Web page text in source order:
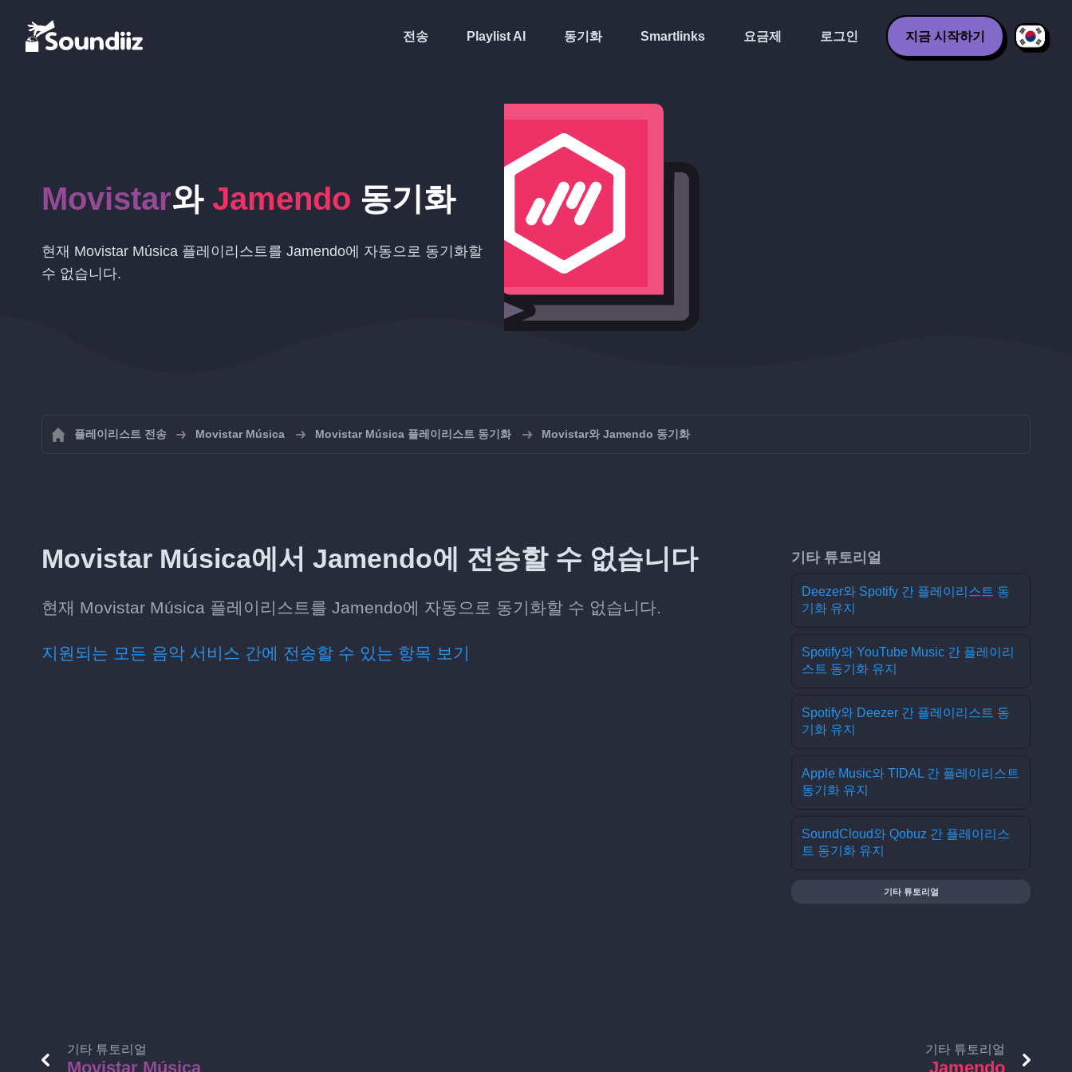
전송 Playlist AI 동기화 Smartlinks 요금제 로그인 지금 시작하기
Movistar와 Jamendo 동기화
현재 Movistar Música 플레이리스트를 Jamendo에 자동으로 동기화할
수 없습니다.
플레이리스트 전송 Movistar Música Movistar Música 플레이리스트 동기화 Movistar와 Jamendo 동기화
Movistar Música에서 Jamendo에 전송할 수 없습니다
현재 Movistar Música 플레이리스트를 Jamendo에 자동으로 동기화할 수 없습니다.
지원되는 모든 음악 서비스 간에 전송할 수 있는 항목 보기
기타 튜토리얼
Deezer와 Spotify 간 플레이리스트 동
기화 유지
Spotify와 YouTube Music 간 플레이리
스트 동기화 유지
Spotify와 Deezer 간 플레이리스트 동
기화 유지
Apple Music와 TIDAL 간 플레이리스트
동기화 유지
SoundCloud와 Qobuz 간 플레이리스
트 동기화 유지
기타 튜토리얼
기타 튜토리얼
Movistar Música
기타 튜토리얼
Jamendo